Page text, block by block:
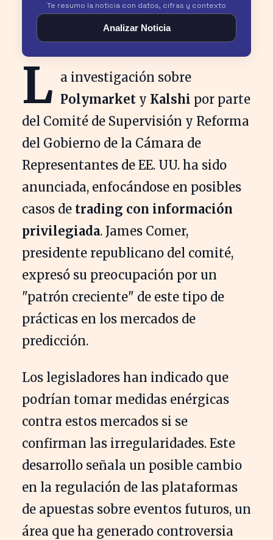
Te resumo la noticia con datos, cifras y contexto
Analizar Noticia
L a investigación sobre
Polymarket y Kalshi por parte
del Comité de Supervisión y Reforma
del Gobierno de la Cámara de
Representantes de EE. UU. ha sido
anunciada, enfocándose en posibles
casos de trading con información
privilegiada. James Comer,
presidente republicano del comité,
expresó su preocupación por un
"patrón creciente" de este tipo de
prácticas en los mercados de
predicción.
Los legisladores han indicado que
podrían tomar medidas enérgicas
contra estos mercados si se
confirman las irregularidades. Este
desarrollo señala un posible cambio
en la regulación de las plataformas
de apuestas sobre eventos futuros, un
área que ha generado controversia